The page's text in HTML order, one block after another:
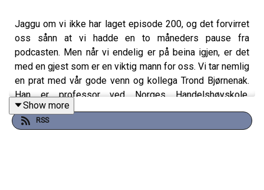
Jaggu om vi ikke har laget episode 200, og det forvirret
oss sånn at vi hadde en to måneders pause fra
podcasten. Men når vi endelig er på beina igjen, er det
med en gjest som er en viktig mann for oss. Vi tar nemlig
en prat med vår gode venn og kollega Trond Bjørnenak.
Han er professor ved Norges Handelshøyskole,
ansvarlig for at vi begge ble ansatt der og ikke minst
landets ledende lønnsomhetstenker. Derfor graver vi oss
Show more
RSS